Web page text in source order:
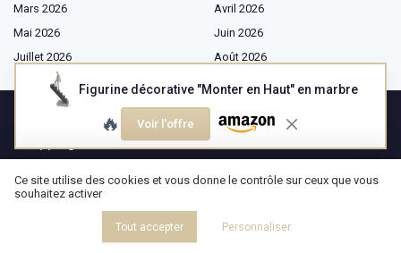
Figurine décorative "Monter en Haut" en marbre
🔥 Voir l'offre
Mars 2026
Avril 2026
Mai 2026
Juin 2026
Juillet 2026
Août 2026
Mobilier
Textiles
Ce site utilise des cookies et vous donne le contrôle sur ceux que vous
souhaitez activer
Tout accepter Personnaliser